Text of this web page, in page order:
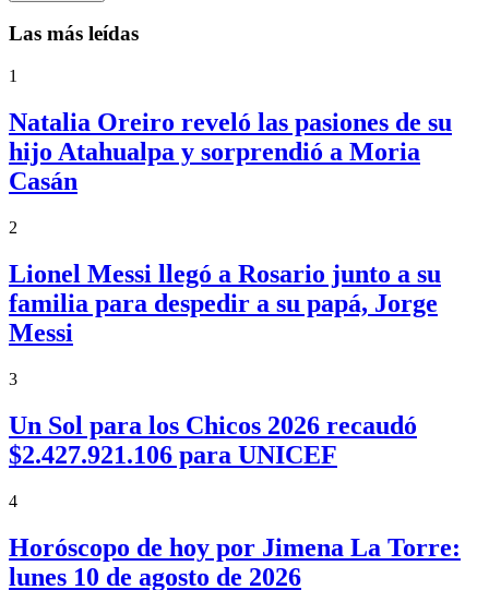
Las más leídas
1
Natalia Oreiro reveló las pasiones de su
hijo Atahualpa y sorprendió a Moria
Casán
2
Lionel Messi llegó a Rosario junto a su
familia para despedir a su papá, Jorge
Messi
3
Un Sol para los Chicos 2026 recaudó
$2.427.921.106 para UNICEF
4
Horóscopo de hoy por Jimena La Torre:
lunes 10 de agosto de 2026